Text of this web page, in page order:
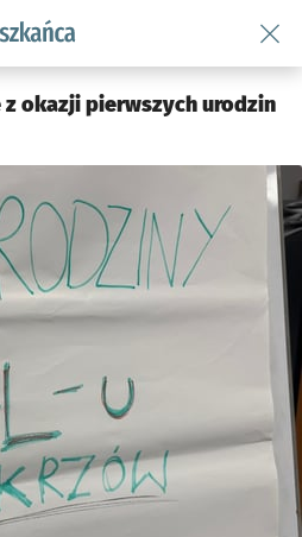
podserwis: Dla mieszkańca
z okazji pierwszych urodzin